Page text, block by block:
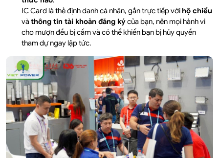
IC Card là thẻ định danh cá nhân, gắn trực tiếp với hộ chiếu
vàthông tin tài khoản đăng kýcủa bạn, nên mọi hành vi
cho mượn đều bị cấm và có thể khiến bạn bị hủy quyền
tham dự ngay lập tức.